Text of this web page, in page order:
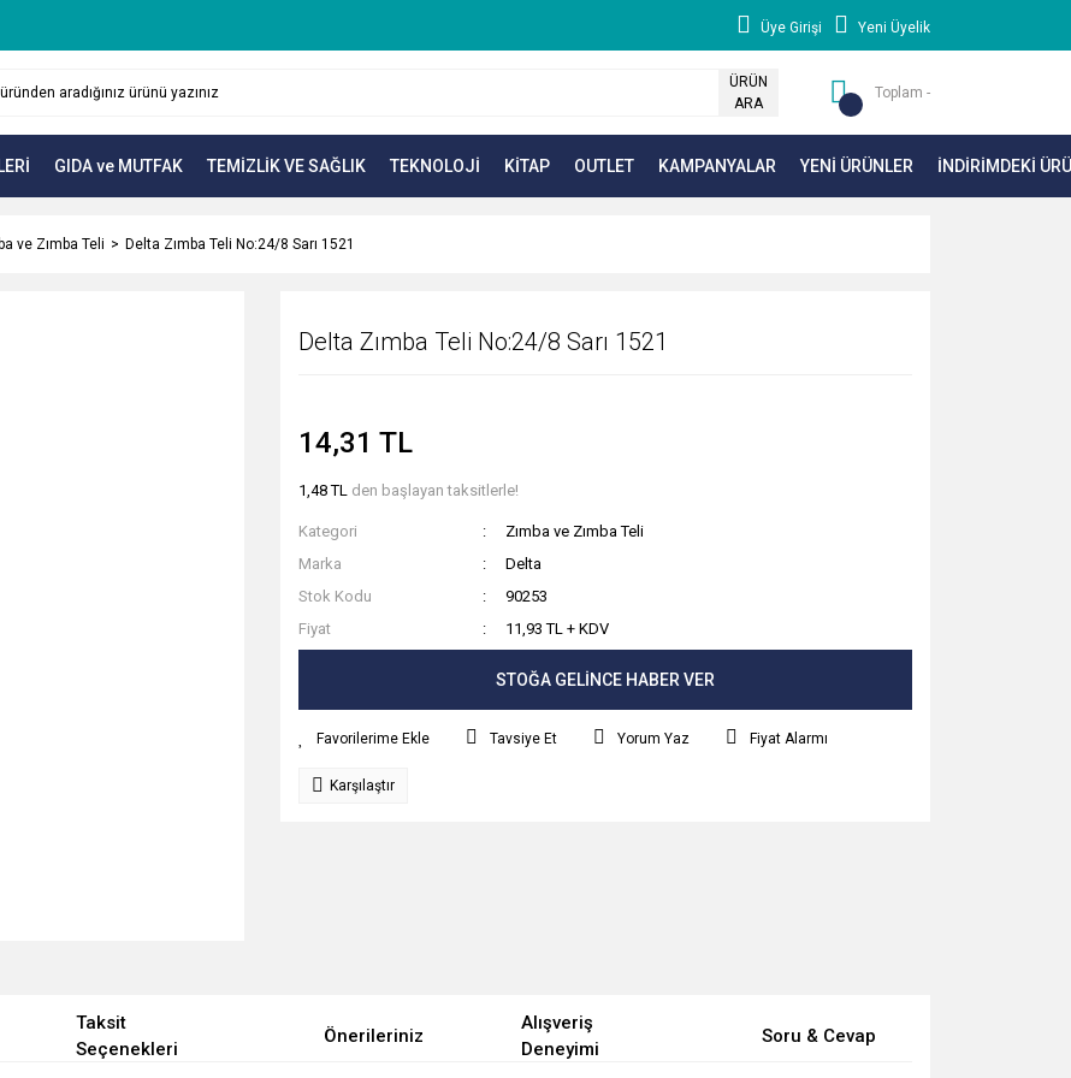
Üye Girişi Yeni Üyelik
ÜRÜN
ARA
Toplam -
GIDA ve MUTFAK TEMİZLİK VE SAĞLIK TEKNOLOJİ KİTAP OUTLET KAMPANYALAR YENİ ÜRÜNLER İNDİRİMDEKİ
ve Zımba Teli Delta Zımba Teli No:24/8 Sarı 1521
Delta Zımba Teli No:24/8 Sarı 1521
14,31 TL
1,48 TL den başlayan taksitlerle!
Kategori
Zımba ve Zımba Teli
Marka
Delta
Stok Kodu
90253
Fiyat
11,93 TL + KDV
STOĞA GELİNCE HABER VER
Tavsiye Et Yorum Yaz Fiyat Alarmı
Karşılaştır
Taksit
Seçenekleri
Önerileriniz
Alışveriş
Deneyimi
Soru & Cevap